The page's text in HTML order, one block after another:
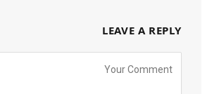
LEAVE A REPLY